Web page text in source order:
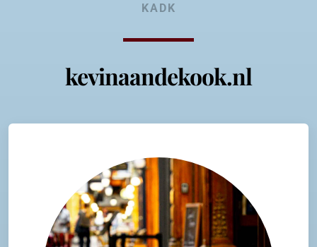
KADK
kevinaandekook.nl